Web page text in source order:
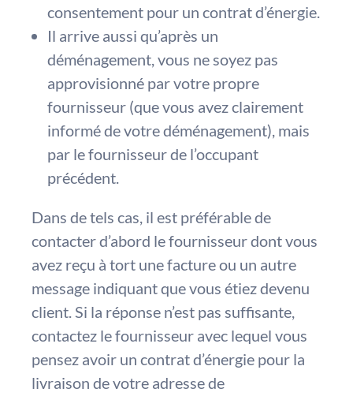
consentement pour un contrat d’énergie.
Il arrive aussi qu’après un
déménagement, vous ne soyez pas
approvisionné par votre propre
fournisseur (que vous avez clairement
informé de votre déménagement), mais
par le fournisseur de l’occupant
précédent.
Dans de tels cas, il est préférable de
contacter d’abord le fournisseur dont vous
avez reçu à tort une facture ou un autre
message indiquant que vous étiez devenu
client. Si la réponse n’est pas suffisante,
contactez le fournisseur avec lequel vous
pensez avoir un contrat d’énergie pour la
livraison de votre adresse de